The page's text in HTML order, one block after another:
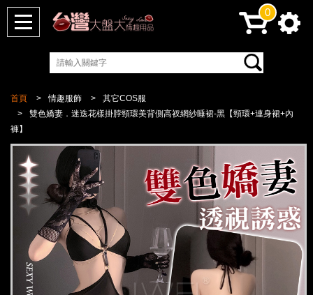
首頁 情趣服飾
其它COS服
雙色嬌妻．迷迭花樣掛脖頸環美背側高衩網紗睡裙-黑【頸環+連身裙+內
褲】
0